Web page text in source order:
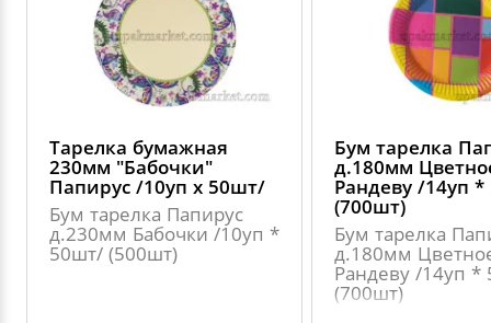
Тарелка бумажная
230мм "Бабочки"
Папирус /10уп х 50шт/
Бум тарелка Папирус
д.230мм Бабочки /10уп *
50шт/ (500шт)
Бум тарелка
д.180мм
Рандеву /14уп
(700шт)
Бум тарелка
д.180мм
Рандеву /14уп *
(700шт)